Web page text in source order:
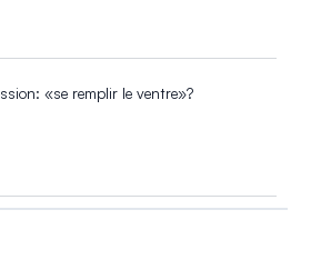
«se remplir le ventre»?